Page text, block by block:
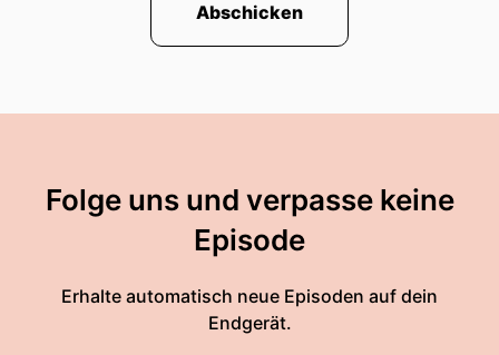
Abschicken
Folge uns und verpasse keine
Episode
Erhalte automatisch neue Episoden auf dein
Endgerät.